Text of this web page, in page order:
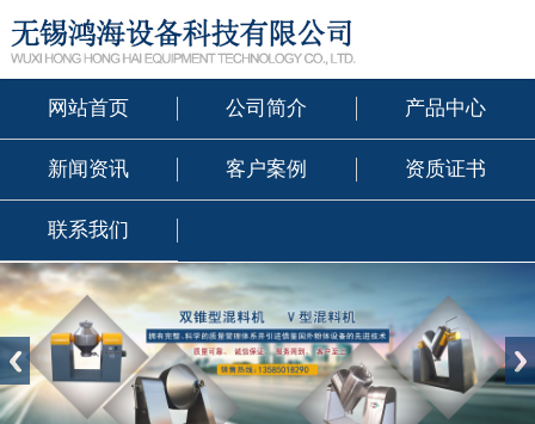
网站首页 公司简介 产品中心
新闻资讯 客户案例 资质证书
联系我们